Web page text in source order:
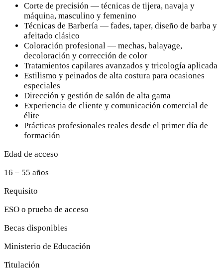
Corte de precisión — técnicas de tijera, navaja y
máquina, masculino y femenino
Técnicas de Barbería — fades, taper, diseño de barba y
afeitado clásico
Coloración profesional — mechas, balayage,
decoloración y corrección de color
Tratamientos capilares avanzados y tricología aplicada
Estilismo y peinados de alta costura para ocasiones
especiales
Dirección y gestión de salón de alta gama
Experiencia de cliente y comunicación comercial de
élite
Prácticas profesionales reales desde el primer día de
formación
Edad de acceso
16 – 55 años
Requisito
ESO o prueba de acceso
Becas disponibles
Ministerio de Educación
Titulación